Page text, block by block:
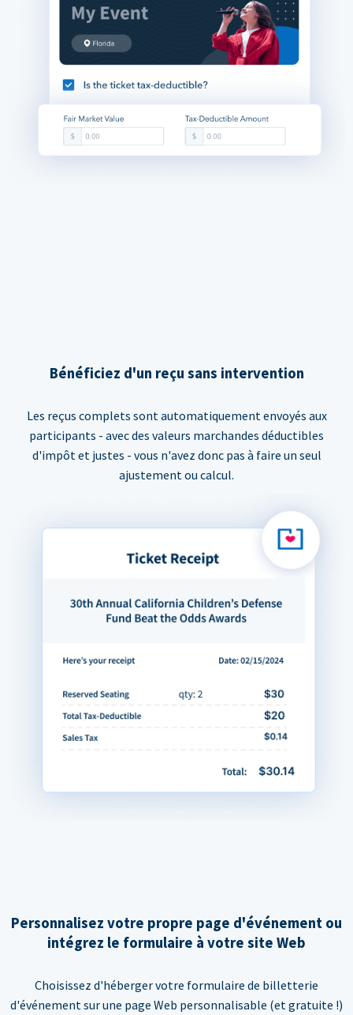
Bénéficiez d'un reçu sans intervention
Les reçus complets sont automatiquement envoyés aux
participants - avec des valeurs marchandes déductibles
d'impôt et justes - vous n'avez donc pas à faire un seul
ajustement ou calcul.
Personnalisez votre propre page d'événement ou
intégrez le formulaire à votre site Web
Choisissez d'héberger votre formulaire de billetterie
d'événement sur une page Web personnalisable (et gratuite !)